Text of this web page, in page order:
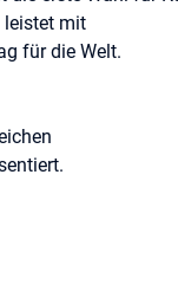
leistet mit
für die Welt.